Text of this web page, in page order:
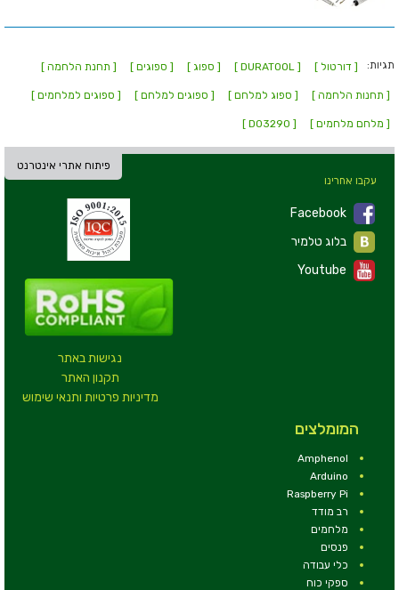
תגיות: [ דורטול ] [ DURATOOL ] [ ספוג ] [ ספוגים ] [ תחנת הלחמה ]
[ תחנות הלחמה ] [ ספוג למלחם ] [ ספוגים למלחם ] [ ספוגים למלחמים ]
[ מלחם מלחמים ] [ D03290 ]
פיתוח אתרי אינטרנט
נגישות באתר
תקנון האתר
מדיניות פרטיות ותנאי שימוש
עקבו אחרינו
Facebook
Youtube
המומלצים
Amphenol
Arduino
Raspberry Pi
רב מודד
מלחמים
פנסים
כלי עבודה
ספקי כוח